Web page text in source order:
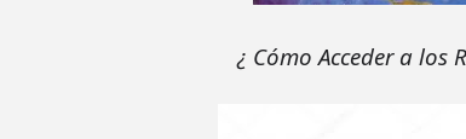
¿ Cómo Acceder a los